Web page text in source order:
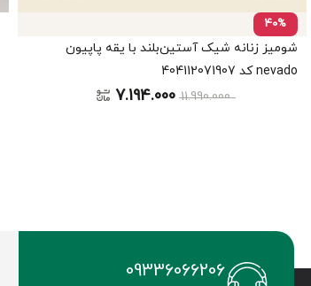
40%
شومیز زنانه شیک آستین‌بلند با یقه پاپیون
nevado کد 404112071907
11.990.000
7.194.000
09336066206